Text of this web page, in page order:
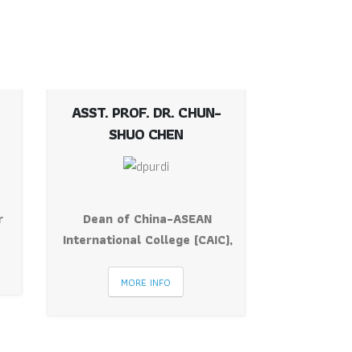
ASST. PROF. DR. CHUN-
SHUO CHEN
Dean of China-ASEAN
International College (CAIC),
MORE INFO